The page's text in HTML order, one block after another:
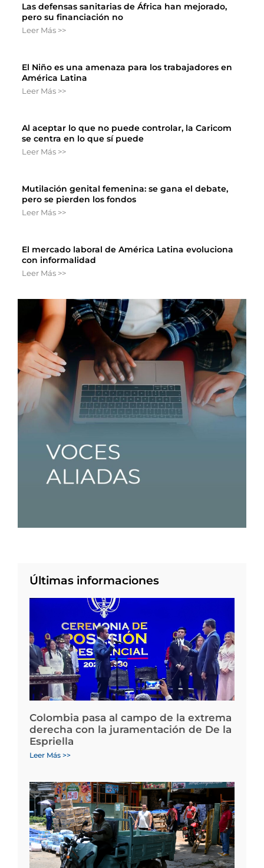
Las defensas sanitarias de África han mejorado,
pero su financiación no
Leer Más >>
El Niño es una amenaza para los trabajadores en
América Latina
Leer Más >>
Al aceptar lo que no puede controlar, la Caricom
se centra en lo que sí puede
Leer Más >>
Mutilación genital femenina: se gana el debate,
pero se pierden los fondos
Leer Más >>
El mercado laboral de América Latina evoluciona
con informalidad
Leer Más >>
Últimas informaciones
Colombia pasa al campo de la extrema
derecha con la juramentación de De la
Espriella
Leer Más >>